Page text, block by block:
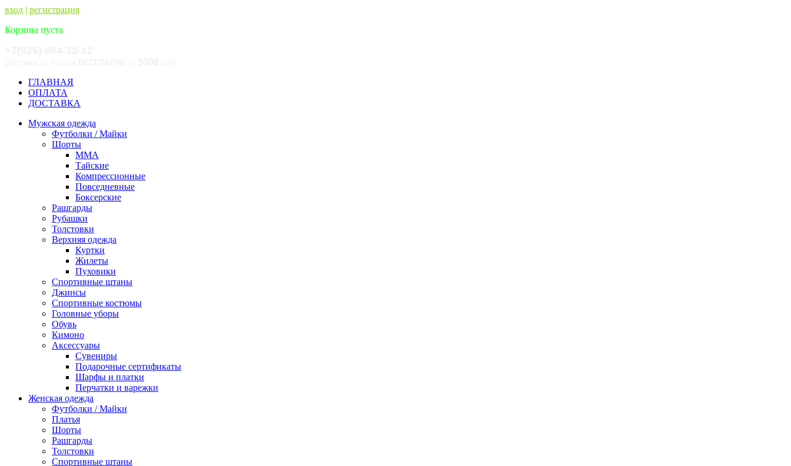
вход | регистрация
Корзина пуста
ГЛАВНАЯ
ОПЛАТА
ДОСТАВКА
Мужская одежда
Футболки / Майки
Шорты
ММА
Тайские
Компрессионные
Повседневные
Боксерские
Рашгарды
Рубашки
Толстовки
Верхняя одежда
Куртки
Жилеты
Пуховики
Спортивные штаны
Джинсы
Спортивные костюмы
Головные уборы
Обувь
Кимоно
Аксессуары
Сувениры
Подарочные сертификаты
Шарфы и платки
Перчатки и варежки
Женская одежда
Футболки / Майки
Платья
Шорты
Рашгарды
Толстовки
Спортивные штаны